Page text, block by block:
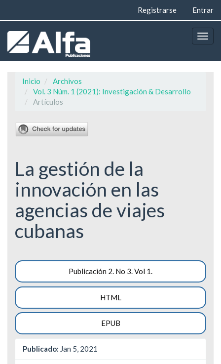
principal
Barra
lateral
Registrarse Entrar
Inicio
Archivos
Vol. 3 Núm. 1 (2021): Investigación & Desarrollo
Artículos
La gestión de la
innovación en las
agencias de viajes
cubanas
Barra
lateral
del
artículo
Publicación 2. No 3. Vol 1.
HTML
EPUB
Publicado: Jan 5, 2021